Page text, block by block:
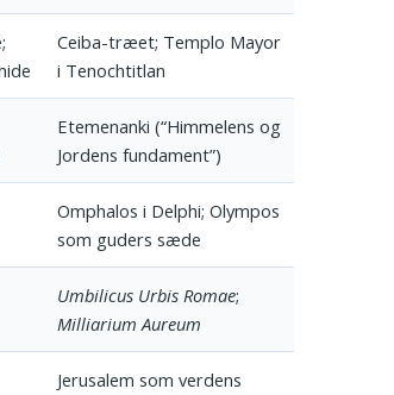
Ceiba-træet; Templo Mayor
i Tenochtitlan
Etemenanki (“Himmelens og
Jordens fundament”)
Omphalos i Delphi; Olympos
som guders sæde
Umbilicus Urbis Romae;
Milliarium Aureum
Jerusalem som verdens